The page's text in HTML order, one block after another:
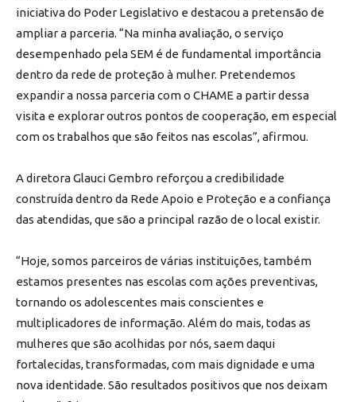
iniciativa do Poder Legislativo e destacou a pretensão de
ampliar a parceria. “Na minha avaliação, o serviço
desempenhado pela SEM é de fundamental importância
dentro da rede de proteção à mulher. Pretendemos
expandir a nossa parceria com o CHAME a partir dessa
visita e explorar outros pontos de cooperação, em especial
com os trabalhos que são feitos nas escolas”, afirmou.
A diretora Glauci Gembro reforçou a credibilidade
construída dentro da Rede Apoio e Proteção e a confiança
das atendidas, que são a principal razão de o local existir.
“Hoje, somos parceiros de várias instituições, também
estamos presentes nas escolas com ações preventivas,
tornando os adolescentes mais conscientes e
multiplicadores de informação. Além do mais, todas as
mulheres que são acolhidas por nós, saem daqui
fortalecidas, transformadas, com mais dignidade e uma
nova identidade. São resultados positivos que nos deixam